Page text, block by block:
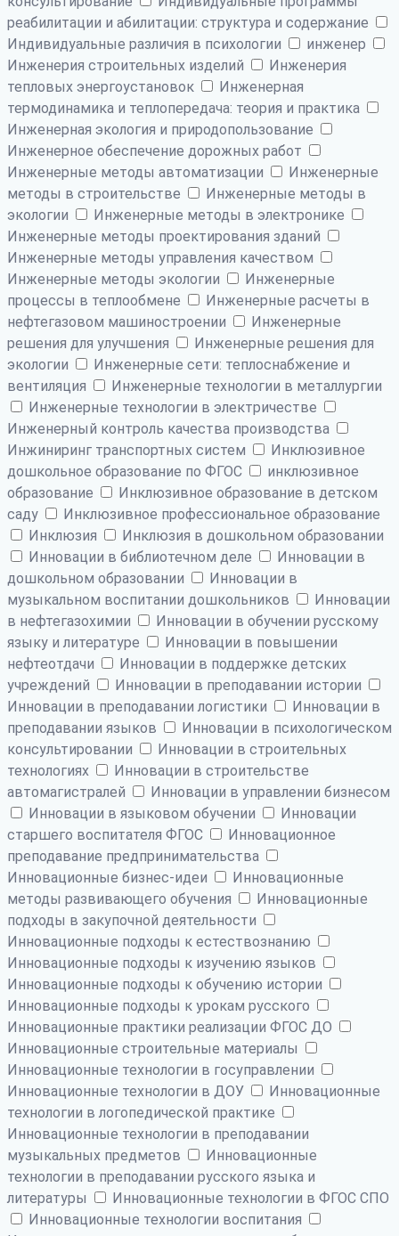
реабилитации и абилитации: структура и содержание
Индивидуальные различия в психологии
инженер
Инженерия строительных изделий
Инженерия
тепловых энергоустановок
Инженерная
термодинамика и теплопередача: теория и практика
Инженерная экология и природопользование
Инженерное обеспечение дорожных работ
Инженерные методы автоматизации
Инженерные
методы в строительстве
Инженерные методы в
экологии
Инженерные методы в электронике
Инженерные методы проектирования зданий
Инженерные методы управления качеством
Инженерные методы экологии
Инженерные
процессы в теплообмене
Инженерные расчеты в
нефтегазовом машиностроении
Инженерные
решения для улучшения
Инженерные решения для
экологии
Инженерные сети: теплоснабжение и
вентиляция
Инженерные технологии в металлургии
Инженерные технологии в электричестве
Инженерный контроль качества производства
Инжиниринг транспортных систем
Инклюзивное
дошкольное образование по ФГОС
инклюзивное
образование
Инклюзивное образование в детском
саду
Инклюзивное профессиональное образование
Инклюзия
Инклюзия в дошкольном образовании
Инновации в библиотечном деле
Инновации в
дошкольном образовании
Инновации в
музыкальном воспитании дошкольников
Инновации
в нефтегазохимии
Инновации в обучении русскому
языку и литературе
Инновации в повышении
нефтеотдачи
Инновации в поддержке детских
учреждений
Инновации в преподавании истории
Инновации в преподавании логистики
Инновации в
преподавании языков
Инновации в психологическом
консультировании
Инновации в строительных
технологиях
Инновации в строительстве
автомагистралей
Инновации в управлении бизнесом
Инновации в языковом обучении
Инновации
старшего воспитателя ФГОС
Инновационное
преподавание предпринимательства
Инновационные бизнес-идеи
Инновационные
методы развивающего обучения
Инновационные
подходы в закупочной деятельности
Инновационные подходы к естествознанию
Инновационные подходы к изучению языков
Инновационные подходы к обучению истории
Инновационные подходы к урокам русского
Инновационные практики реализации ФГОС ДО
Инновационные строительные материалы
Инновационные технологии в госуправлении
Инновационные технологии в ДОУ
Инновационные
технологии в логопедической практике
Инновационные технологии в преподавании
музыкальных предметов
Инновационные
технологии в преподавании русского языка и
литературы
Инновационные технологии в ФГОС СПО
Инновационные технологии воспитания